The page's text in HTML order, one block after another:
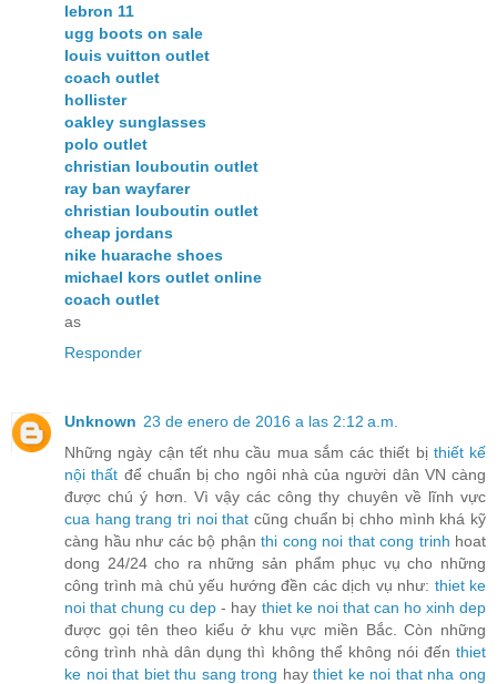
lebron 11
ugg boots on sale
louis vuitton outlet
coach outlet
hollister
oakley sunglasses
polo outlet
christian louboutin outlet
ray ban wayfarer
christian louboutin outlet
cheap jordans
nike huarache shoes
michael kors outlet online
coach outlet
as
Responder
Unknown 23 de enero de 2016 a las 2:12 a.m.
Những ngày cận tết nhu cầu mua sắm các thiết bị thiết kế
nội thất để chuẩn bị cho ngôi nhà của người dân VN càng
được chú ý hơn. Vì vậy các công thy chuyên về lĩnh vực
cua hang trang tri noi that cũng chuẩn bị chho mình khá kỹ
càng hầu như các bộ phận thi cong noi that cong trinh hoat
dong 24/24 cho ra những sản phẩm phục vụ cho những
công trình mà chủ yếu hướng đền các dịch vụ như: thiet ke
noi that chung cu dep - hay thiet ke noi that can ho xinh dep
được gọi tên theo kiểu ở khu vực miền Bắc. Còn những
công trình nhà dân dụng thì không thể không nói đến thiet
ke noi that biet thu sang trong haythiet ke noi that nha ong